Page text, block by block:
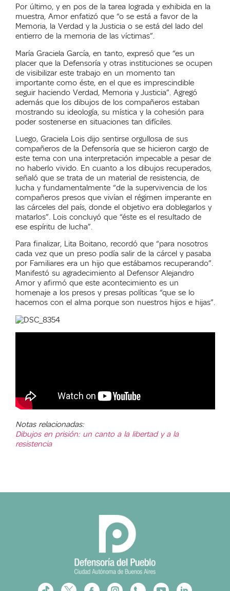
Por último, y en pos de la tarea lograda y exhibida en la
muestra, Amor enfatizó que “o se está a favor de la
Memoria, la Verdad y la Justicia o se está del lado del
entierro de la memoria de las víctimas”.
María Graciela García, en tanto, expresó que “es un
placer que la Defensoría y otras instituciones se ocupen
de visibilizar este trabajo en un momento tan
importante como éste, en el que es imprescindible
seguir haciendo Verdad, Memoria y Justicia”. Agregó
además que los dibujos de los compañeros estaban
mostrando su ideología, su mística y la cohesión para
poder sostenerse en situaciones tan difíciles.
Luego, Graciela Lois dijo sentirse orgullosa de sus
compañeros de la Defensoría que se hicieron cargo de
este tema con una interpretación impecable a pesar de
no haberlo vivido. En cuanto a los dibujos recuperados,
señaló que se trata de un material de resistencia, de
lucha y fundamentalmente “de la supervivencia de los
compañeros presos que vivían el régimen imperante en
las cárceles del país, donde el objetivo era doblegarlos y
matarlos”. Lois concluyó que “éste es el resultado de
ese espíritu de lucha”.
Para finalizar, Lita Boitano, recordó que “para nosotros
cada vez que un preso podía salir de la cárcel y pasaba
por Familiares era un hijo que estábamos recuperando”.
Manifestó su agradecimiento al Defensor Alejandro
Amor y afirmó que este acontecimiento es un
homenaje a los presos y presas políticas “que se lo
hacemos con el alma porque son nuestros hijos e hijas”.
Notas relacionadas:
Dibujos en prisión: un canto a la libertad y a la
resistencia